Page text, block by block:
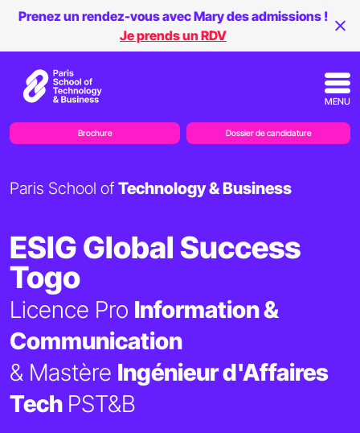
ESIG Global Success
Togo
Licence Pro Information &
Communication
& Mastère Ingénieur d'Affaires
Tech PST&B
Paris School ofTechnology & Business
Prenez un rendez-vous avec Mary des admissions !
Je prends un RDV
MENU
Brochure Dossier de candidature